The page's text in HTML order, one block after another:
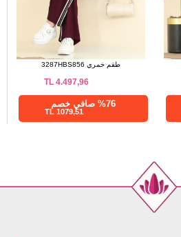
طقم خمري 3287HBS856
4.497,96
%76 صافي خصم
1079,51 TL